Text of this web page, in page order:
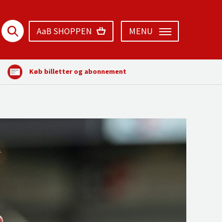
AaB SHOPPEN MENU
Køb billetter og abonnement